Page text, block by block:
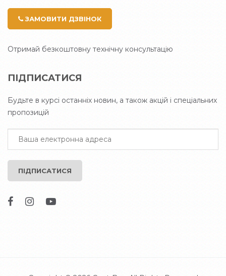
ЗАМОВИТИ ДЗВІНОК
Отримай безкоштовну технічну консультацію
ПІДПИСАТИСЯ
Будьте в курсі останніх новин, а також акцій і спеціальних
пропозицій
ПІДПИСАТИСЯ